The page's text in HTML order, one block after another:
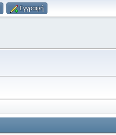
Εγγραφή